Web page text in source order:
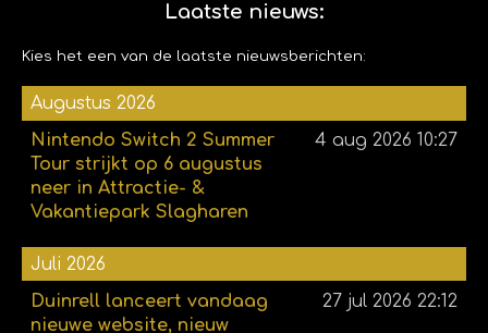
Laatste nieuws:
Kies het een van de laatste nieuwsberichten:
Augustus 2026
Nintendo Switch 2 Summer
Tour strijkt op 6 augustus
neer in Attractie- &
Vakantiepark Slagharen
4 aug 2026 10:27
Juli 2026
Duinrell lanceert vandaag
nieuwe website, nieuw
27 jul 2026 22:12